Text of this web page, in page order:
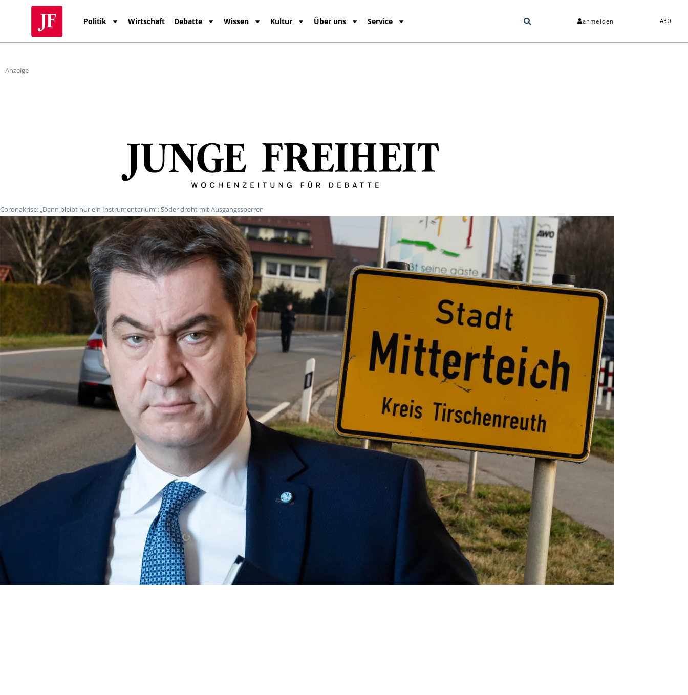
Politik Wirtschaft Debatte Wissen Kultur Über uns Service anmelden ABO
Anzeige
Coronakrise: „Dann bleibt nur ein Instrumentarium“: Söder droht mit Ausgangssperren